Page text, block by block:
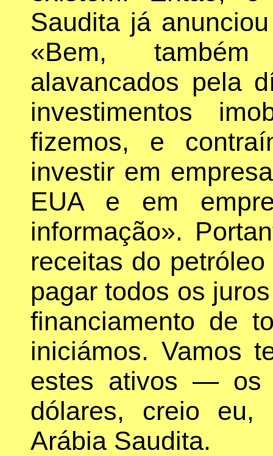
Saudita já
«Bem,
alavancados pela
investimentos
fizemos, e
investir em
EUA e em
informação».
receitas do
pagar todos os
financiamento de
iniciámos. Vamos
estes ativos — os
dólares, creio eu,
Arábia Saudita.